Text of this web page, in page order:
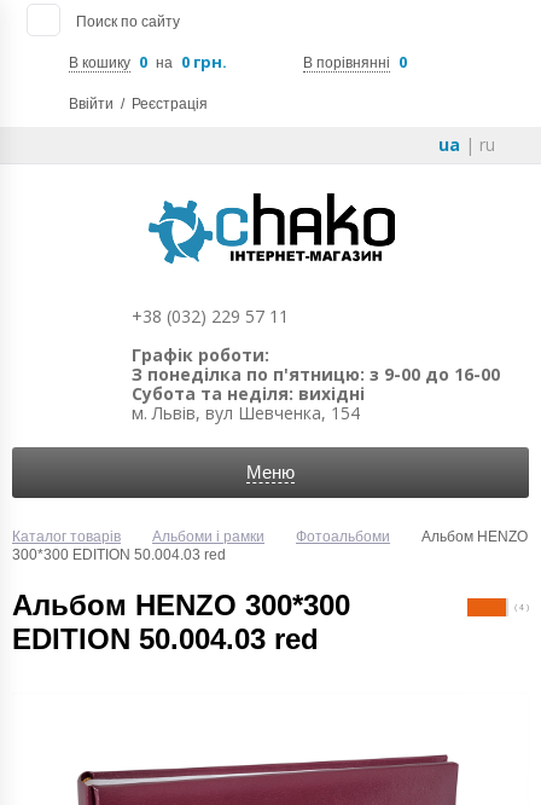
Поиск по сайту
В кошику 0 на 0 грн. В порівнянні 0
Ввійти / Реєстрація
ua | ru
+38 (032) 229 57 11
Графік роботи:
З понеділка по п'ятницю: з 9-00 до 16-00
Субота та неділя: вихідні
м. Львів, вул Шевченка, 154
Меню
Каталог товарів Альбоми і рамки Фотоальбоми
Альбом HENZO
300*300 EDITION 50.004.03 red
Альбом HENZO 300*300
EDITION 50.004.03 red
( 4 )